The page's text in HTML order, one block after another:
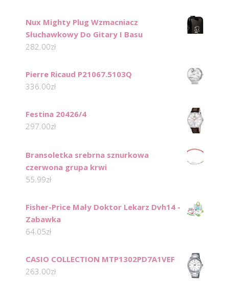
Nux Mighty Plug Wzmacniacz
Słuchawkowy Do Gitary I Basu
282.00zł
Pierre Ricaud P21067.5103Q
336.00zł
Festina 20426/4
297.00zł
Bransoletka srebrna sznurkowa
czerwona grupa krwi
55.99zł
Fisher-Price Mały Doktor Lekarz Dvh14 -
Zabawka
64.05zł
CASIO COLLECTION MTP1302PD7A1VEF
263.00zł